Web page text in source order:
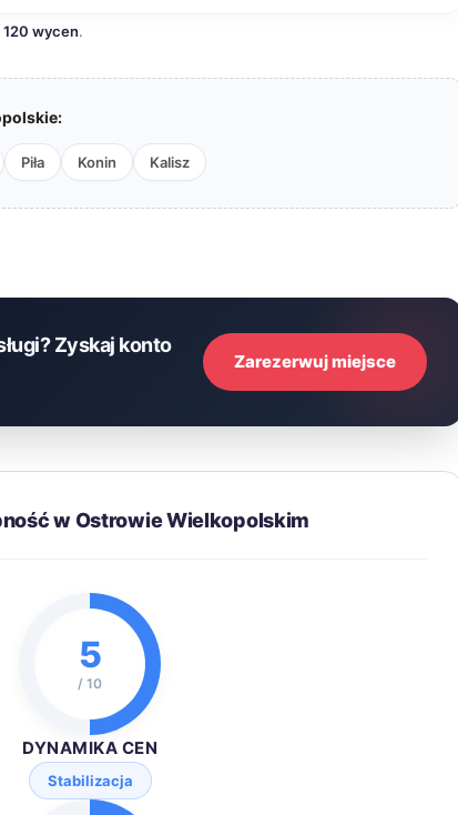
120 wycen.
Piła Konin Kalisz
Zyskaj konto
Zarezerwuj miejsce
w Ostrowie Wielkopolskim
5
/ 10
DYNAMIKA CEN
Stabilizacja